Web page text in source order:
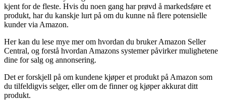
kjent for de fleste. Hvis du noen gang har prøvd å markedsføre et
produkt, har du kanskje lurt på om du kunne nå flere potensielle
kunder via Amazon.
Her kan du lese mye mer om hvordan du bruker Amazon Seller
Central, og forstå hvordan Amazons systemer påvirker mulighetene
dine for salg og annonsering.
Det er forskjell på om kundene kjøper et produkt på Amazon som
du tilfeldigvis selger, eller om de finner og kjøper akkurat ditt
produkt.